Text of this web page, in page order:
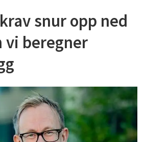
snur opp ned
vi beregner